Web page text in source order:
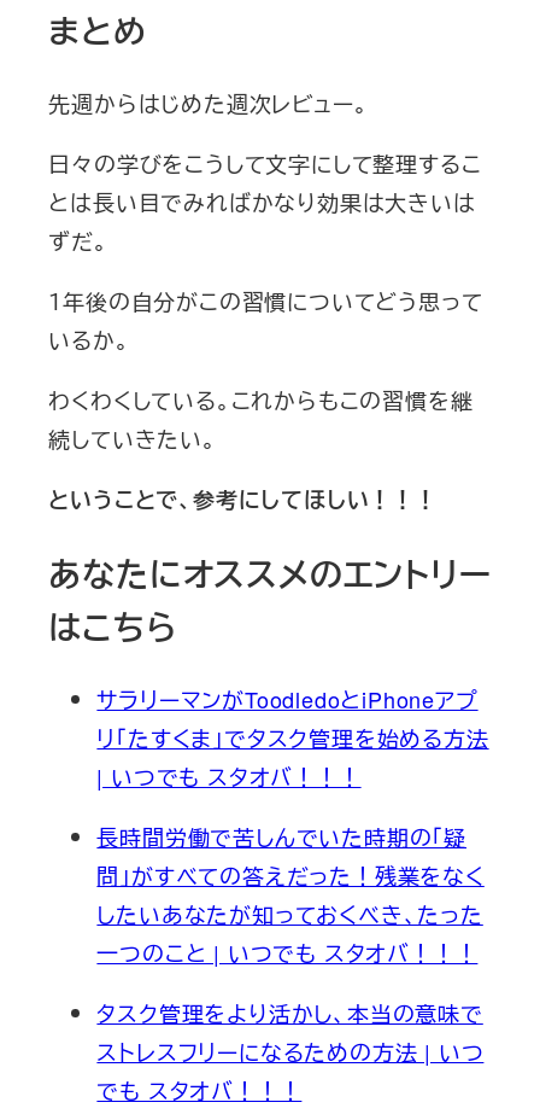
まとめ
先週からはじめた週次レビュー。
日々の学びをこうして文字にして整理するこ
とは長い目でみればかなり効果は大きいは
ずだ。
１年後の自分がこの習慣についてどう思って
いるか。
わくわくしている。これからもこの習慣を継
続していきたい。
ということで、参考にしてほしい！！！
あなたにオススメのエントリー
はこちら
サラリーマンがToodledoとiPhoneアプ
リ「たすくま」でタスク管理を始める方法
| いつでも スタオバ！！！
長時間労働で苦しんでいた時期の「疑
問」がすべての答えだった！残業をなく
したいあなたが知っておくべき、たった
一つのこと | いつでも スタオバ！！！
タスク管理をより活かし、本当の意味で
ストレスフリーになるための方法 | いつ
でも スタオバ！！！